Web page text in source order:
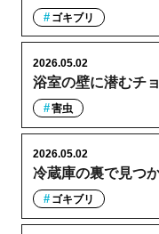
ゴキブリ
浴室の壁に潜むチ
2026.05.02
害虫
冷蔵庫の裏で見つ
2026.05.02
ゴキブリ